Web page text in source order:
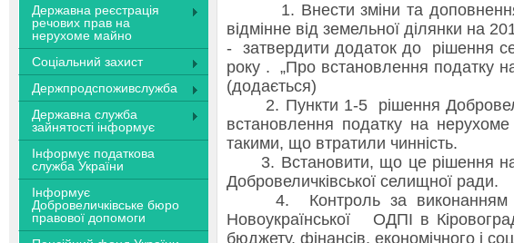
Державна реєстрація
речових прав на
нерухоме майно
Соціальний захист
Держпродспоживслужба
Державна служба
зайнятості інформує
Інформує податкова
служба України
Інформує
Добровеличківське бюро
правової допомоги
1. Внести зміни та доповнення
відмінне від земельної ділянки на
- затвердити додаток до рішення
року . „Про встановлення податку
(додається)
2. Пункти 1-5 рішення
встановлення податку на
такими, що втратили чинність.
3. Встановити, що це рішення
Добровеличківської селищної ради.
4. Контроль за виконанням
Новоукраїнської ОДПІ в
бюджету, фінансів, економічного і